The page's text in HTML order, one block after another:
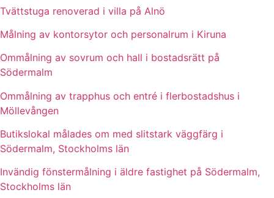
Tvättstuga renoverad i villa på Alnö
Målning av kontorsytor och personalrum i Kiruna
Ommålning av sovrum och hall i bostadsrätt på
Södermalm
Ommålning av trapphus och entré i flerbostadshus i
Möllevången
Butikslokal målades om med slitstark väggfärg i
Södermalm, Stockholms län
Invändig fönstermålning i äldre fastighet på Södermalm,
Stockholms län